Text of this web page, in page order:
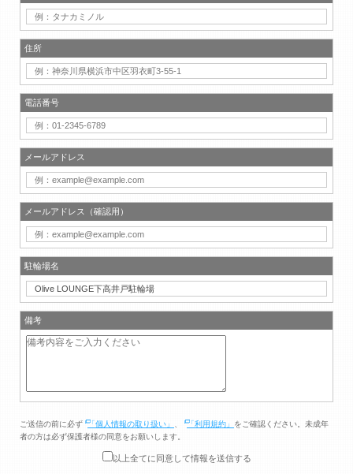
住所
電話番号
メールアドレス
メールアドレス（確認用）
駐輪場名
備考
ご送信の前に必ず 「個人情報の取り扱い」 「利用規約」 をご確認ください。未成年
者の方は必ず保護者様の同意をお願いします。
以上全てに同意して情報を送信する